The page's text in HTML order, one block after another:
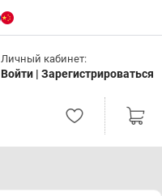
Личный кабинет:
Войти | Зарегистрироваться